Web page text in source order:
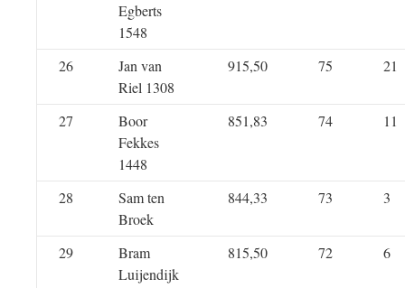
Egberts
1548
26
Jan van
Riel 1308
915,50 75 21
27
Boor
Fekkes
1448
851,83 74 11
28
Sam ten
Broek
844,33 73 3
29
Bram
Luijendijk
815,50 72 6